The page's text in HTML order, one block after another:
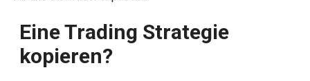
Eine Trading Strategie
kopieren?